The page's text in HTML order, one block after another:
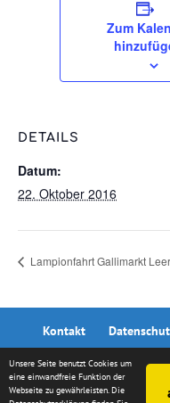
Zum
DETAILS
Datum:
22. Oktober 2016
Lampionfahrt Gallimarkt Leer
Kontakt
Unsere Seite benutzt Cookies um
eine einwandfreie Funktion der
Webseite zu gewährleisten. Die